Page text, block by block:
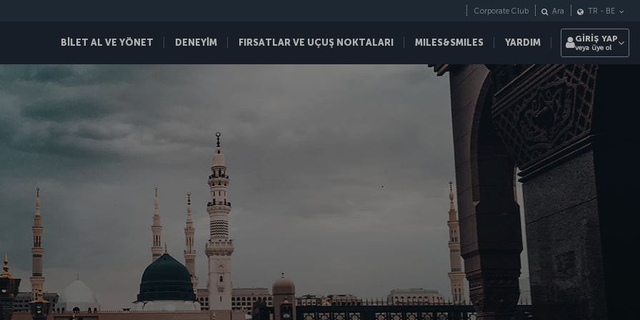
BİLET AL VE YÖNET DENEYİM FIRSATLAR VE UÇUŞ NOKTALARI MILES&SMILES YARDIM
Corporate Club Ara TR - BE
GİRİŞ YAP
veya üye ol